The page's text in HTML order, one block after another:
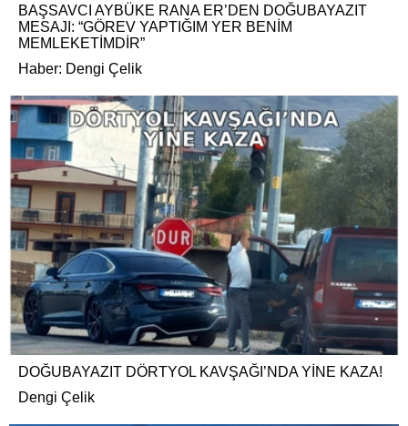
BAŞSAVCI AYBÜKE RANA ER’DEN DOĞUBAYAZIT
MESAJI: “GÖREV YAPTIĞIM YER BENİM
MEMLEKETİMDİR”
Haber: Dengi Çelik
DOĞUBAYAZIT DÖRTYOL KAVŞAĞI’NDA YİNE KAZA!
Dengi Çelik